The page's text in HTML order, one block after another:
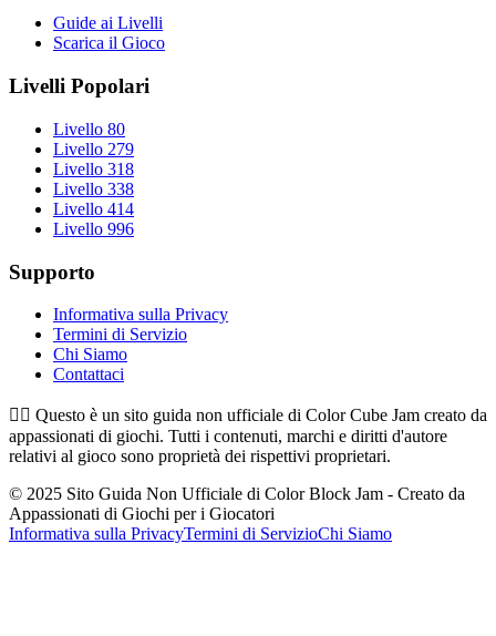
Guide ai Livelli
Scarica il Gioco
Livelli Popolari
Livello 80
Livello 279
Livello 318
Livello 338
Livello 414
Livello 996
Supporto
Informativa sulla Privacy
Termini di Servizio
Chi Siamo
Contattaci
👉🏻 Questo è un sito guida non ufficiale di Color Cube Jam creato da
appassionati di giochi. Tutti i contenuti, marchi e diritti d'autore
relativi al gioco sono proprietà dei rispettivi proprietari.
© 2025 Sito Guida Non Ufficiale di Color Block Jam - Creato da
Appassionati di Giochi per i Giocatori
Informativa sulla PrivacyTermini di ServizioChi Siamo